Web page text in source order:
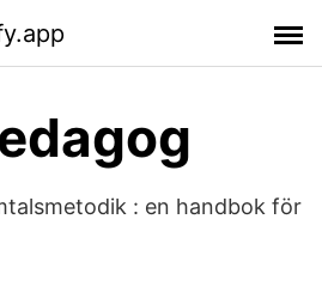
: en handbok för